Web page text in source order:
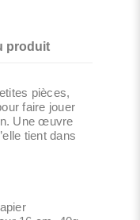
produit
pièces,
faire jouer
Une œuvre
tient dans